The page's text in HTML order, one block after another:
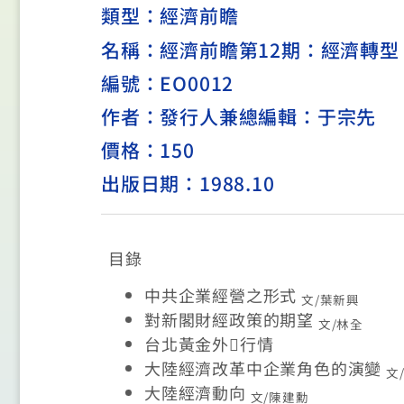
類型：經濟前瞻
名稱：經濟前瞻第12期：經濟轉型
編號：EO0012
作者：發行人兼總編輯：于宗先
價格：150
出版日期：1988.10
目錄
中共企業經營之形式文/葉新興
對新閣財經政策的期望 文/林全
台北黃金外行情
大陸經濟改革中企業角色的演變 文
大陸經濟動向 文/陳建勳